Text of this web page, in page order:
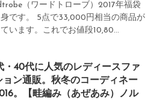
（ワードトローブ）2017年福袋
です。 5点で33,000円相当の商品が
います。これでお値段10,80...
・40代に人気のレディースファ
ョン通販。秋冬のコーディネー
。【畦編み（あぜあみ）ノル